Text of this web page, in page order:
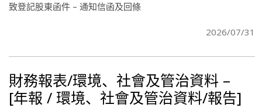
致登記股東函件 – 通知信函及回條
2026/07/31
財務報表/環境、社會及管治資料 –
[年報 / 環境、社會及管治資料/報告]